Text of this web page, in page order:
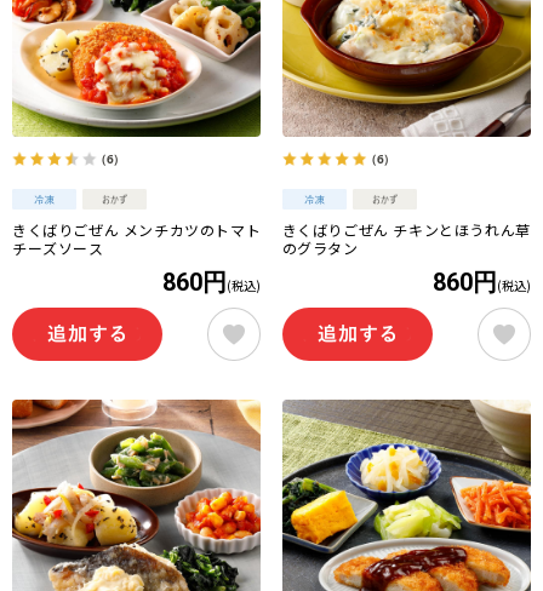
（6）
きくばりごぜん メンチカツのトマト
チーズソース
860円 (税込)
（6）
きくばりごぜん チキンとほうれん草
のグラタン
860円 (税込)